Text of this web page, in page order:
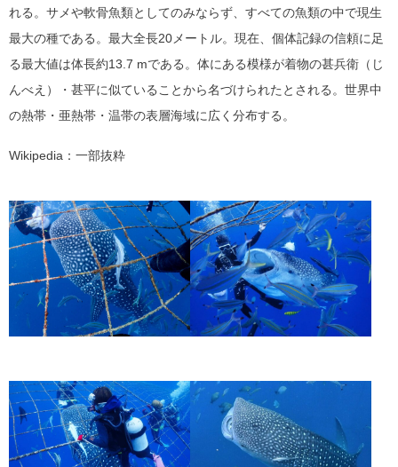
れる。サメや軟骨魚類としてのみならず、すべての魚類の中で現生
最大の種である。最大全長20メートル。現在、個体記録の信頼に足
る最大値は体長約13.7 mである。体にある模様が着物の甚兵衛（じ
んべえ）・甚平に似ていることから名づけられたとされる。世界中
の熱帯・亜熱帯・温帯の表層海域に広く分布する。
Wikipedia：一部抜粋